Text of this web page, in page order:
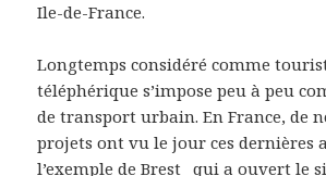
Ile-de-France.
Longtemps considéré comme
téléphérique s’impose peu à peu
de transport urbain. En France, de
projets ont vu le jour ces dernières
l’exemple de Brest _qui a ouvert le